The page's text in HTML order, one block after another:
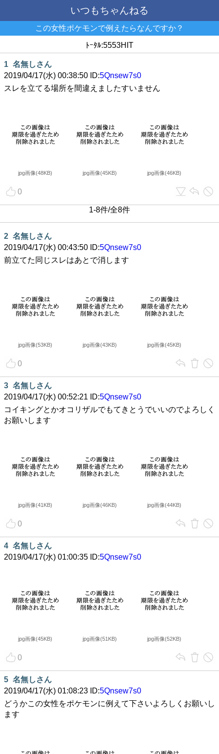
いつもちゃんねる
この女性ポケモンで例えたらなんですか？
ﾄｰﾀﾙ:5553HIT
1 名無しさん
2019/04/17(水) 00:38:50 ID:5Qnsew7s0
スレを立てる場所を間違えましたすいません
jpg画像(48KB) jpg画像(45KB) jpg画像(46KB)
0
1-8件/全8件
2 名無しさん
2019/04/17(水) 00:43:50 ID:5Qnsew7s0
前立てた同じスレはあとで消します
jpg画像(53KB) jpg画像(43KB) jpg画像(45KB)
0
3 名無しさん
2019/04/17(水) 00:52:21 ID:5Qnsew7s0
コイキングとかオコリザルでもてきとうでいいのでよろしく
お願いします
jpg画像(41KB) jpg画像(46KB) jpg画像(44KB)
0
4 名無しさん
2019/04/17(水) 01:00:35 ID:5Qnsew7s0
jpg画像(45KB) jpg画像(51KB) jpg画像(52KB)
0
5 名無しさん
2019/04/17(水) 01:08:23 ID:5Qnsew7s0
どうかこの女性をポケモンに例えて下さいよろしくお願いし
ます